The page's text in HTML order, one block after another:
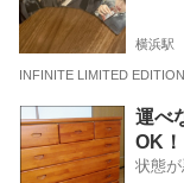
横浜駅
INFINITE LIMITED
神奈川 横浜市 横
運べ
OK！
状態